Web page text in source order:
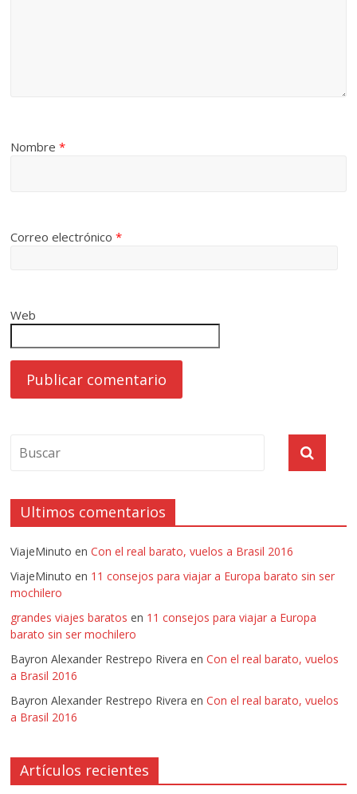
Nombre*
Correo electrónico*
Web
Ultimos comentarios
ViajeMinuto enCon el real barato, vuelos a Brasil 2016
ViajeMinuto en 11 consejos para viajar a Europa barato sin ser
mochilero
grandes viajes baratos en 11 consejos para viajar a Europa
barato sin ser mochilero
Bayron Alexander Restrepo Rivera enCon el real barato, vuelos
a Brasil 2016
Bayron Alexander Restrepo Rivera enCon el real barato, vuelos
a Brasil 2016
Artículos recientes